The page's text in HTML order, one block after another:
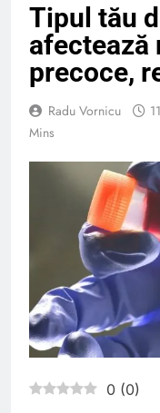
Tipul tău
afectează
precoce,
Radu Vornicu
Mins
0 (0)